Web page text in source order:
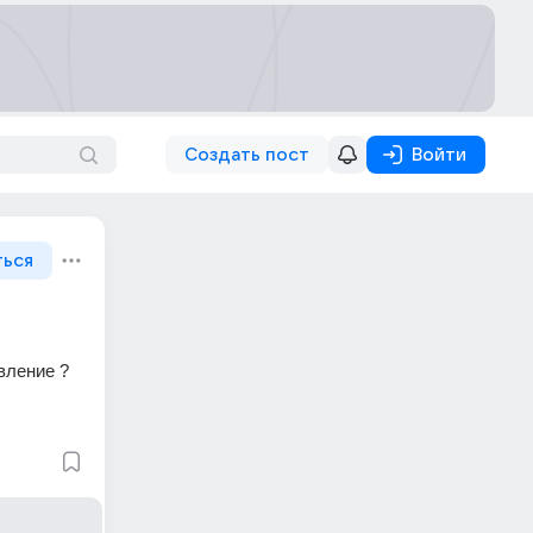
Создать пост Войти
?